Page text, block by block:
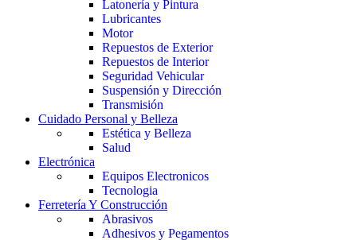
Latonería y Pintura
Lubricantes
Motor
Repuestos de Exterior
Repuestos de Interior
Seguridad Vehicular
Suspensión y Dirección
Transmisión
Cuidado Personal y Belleza
Estética y Belleza
Salud
Electrónica
Equipos Electronicos
Tecnologia
Ferretería Y Construcción
Abrasivos
Adhesivos y Pegamentos